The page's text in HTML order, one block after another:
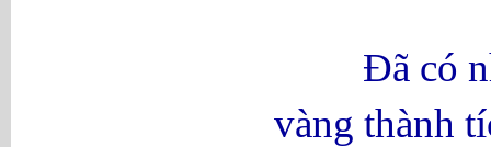
Đã có
vàng thành